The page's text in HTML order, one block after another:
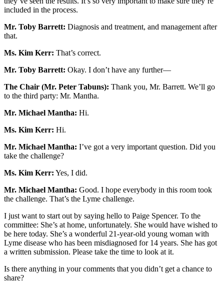
included in the process.
Mr. Toby Barrett: Diagnosis and treatment, and management after
that.
Ms. Kim Kerr: That’s correct.
Mr. Toby Barrett: Okay. I don’t have any further—
The Chair (Mr. Peter Tabuns): Thank you, Mr. Barrett. We’ll go
to the third party: Mr. Mantha.
Mr. Michael Mantha: Hi.
Ms. Kim Kerr: Hi.
Mr. Michael Mantha: I’ve got a very important question. Did you
take the challenge?
Ms. Kim Kerr: Yes, I did.
Mr. Michael Mantha: Good. I hope everybody in this room took
the challenge. That’s the Lyme challenge.
I just want to start out by saying hello to Paige Spencer. To the
committee: She’s at home, unfortunately. She would have wished to
be here today. She’s a wonderful 21-year-old young woman with
Lyme disease who has been misdiagnosed for 14 years. She has got
a written submission. Please take the time to look at it.
Is there anything in your comments that you didn’t get a chance to
share?